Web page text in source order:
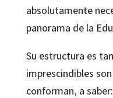
absolutamente
panorama de la
Su estructura es
imprescindibles
conforman, a saber: